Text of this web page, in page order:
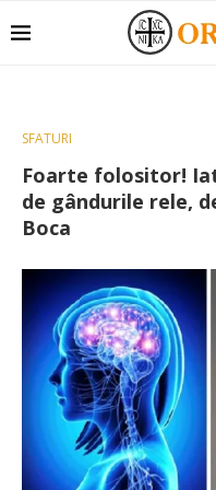
SFATURI
Foarte folositor!
de gândurile rele,
Boca